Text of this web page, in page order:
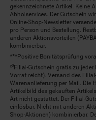
gekennzeichnete Artikel. Keine
Abholservices. Der Gutschein
Online-Shop-Newsletter
pro Person und Bestellung.
anderen Aktionsvorteilen
kombinierbar.
***Positive Bonitätsprüfung
²⁰Filial-Gutschein gratis zu
Vorrat reicht). Versand des
Warenanlieferung per Mail. Die
Artikelbild des gekauften
Art nicht gestattet. Der Filial-
einlösbar. Nicht mit anderen
Shop-Aktionen) kombinierbar.